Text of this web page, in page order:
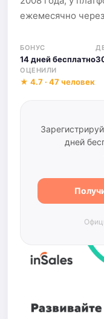
ежемесячно
БОНУС
14 дней бесплатно
ОЦЕНИЛИ
★ 4.7 · 47 человек
дней